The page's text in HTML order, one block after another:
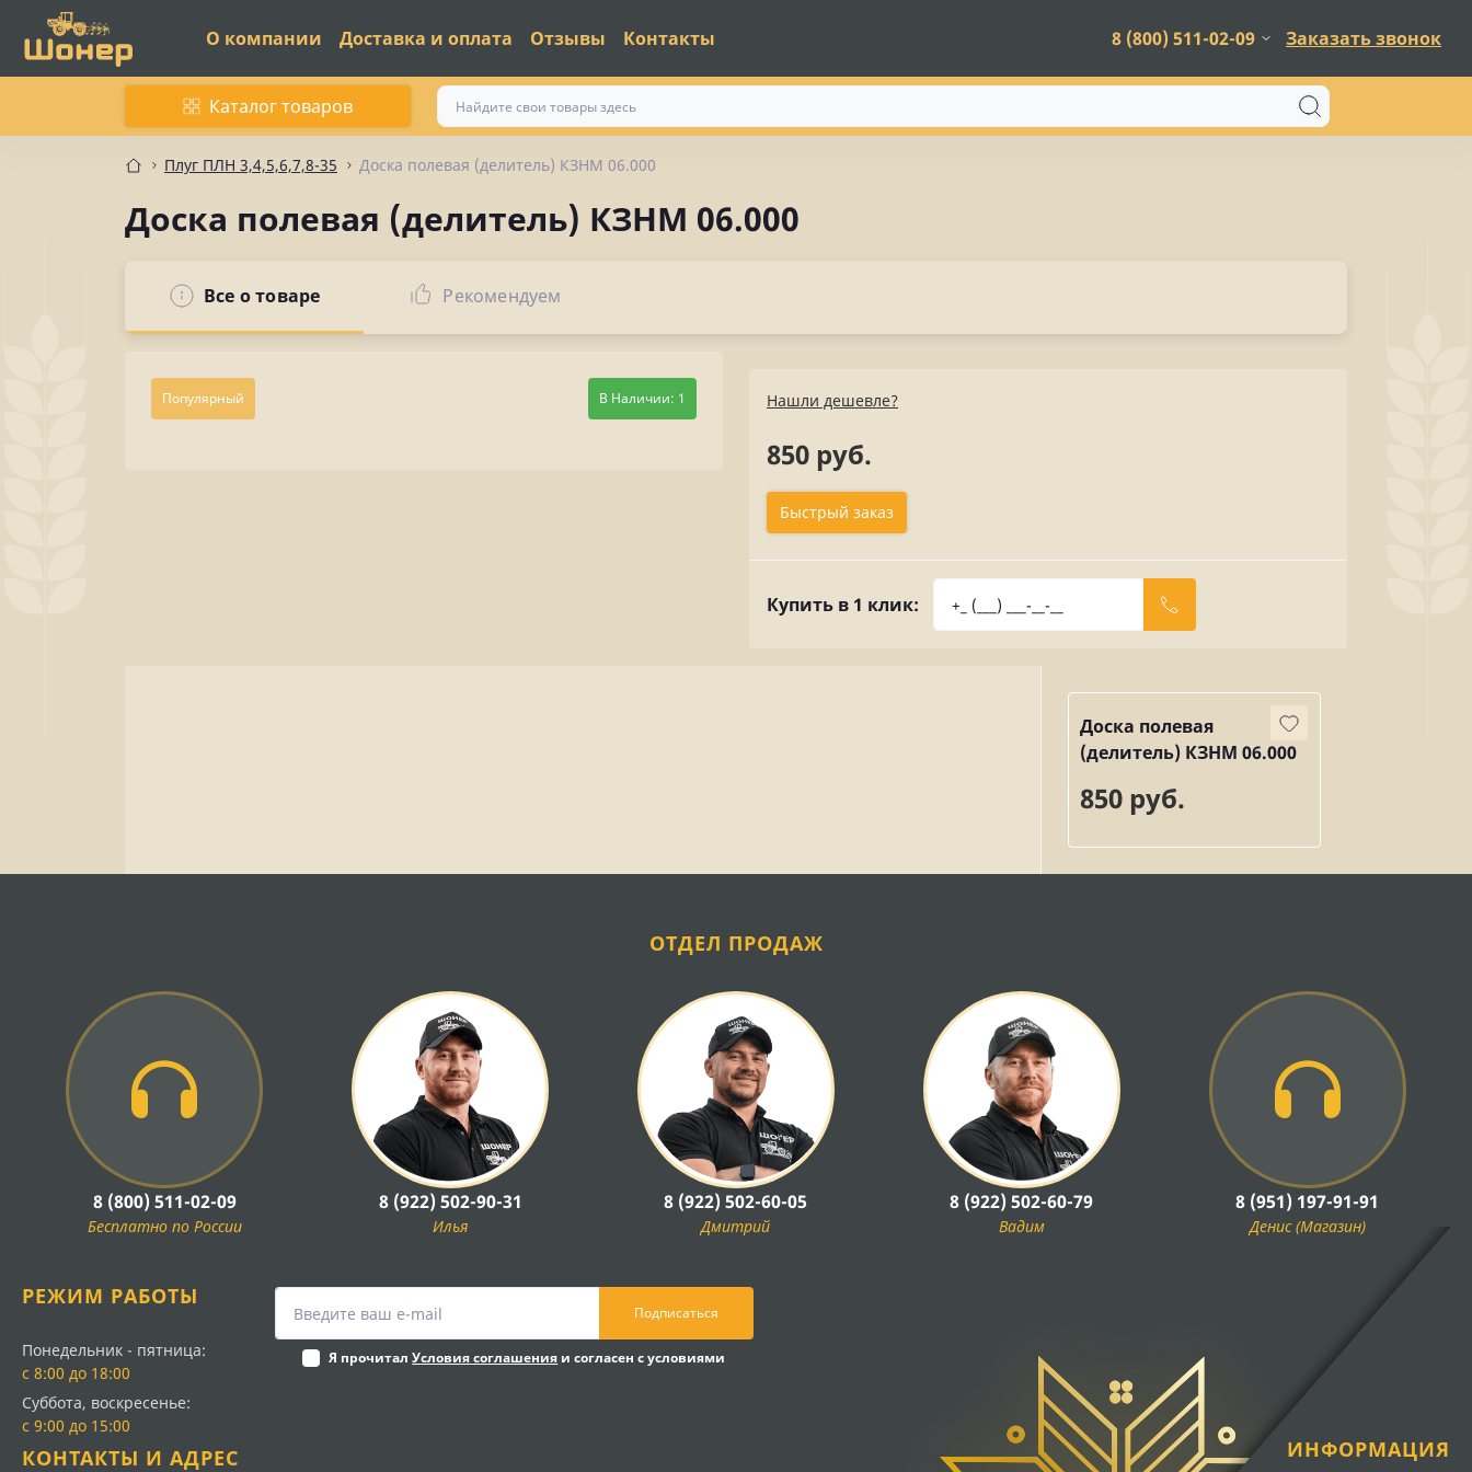
О компании Доставка и оплата Отзывы Контакты 8 (800) 511-02-09 Заказать звонок
Каталог товаров
Плуг ПЛН 3,4,5,6,7,8-35 Доска полевая (делитель) КЗНМ 06.000
Доска полевая (делитель) КЗНМ 06.000
Все о товаре Рекомендуем
Популярный В Наличии: 1 Нашли дешевле?
850 руб.
Быстрый заказ
Купить в 1 клик:
Доска полевая
(делитель) КЗНМ 06.000
850 руб.
ОТДЕЛ ПРОДАЖ
8 (800) 511-02-09
Бесплатно по России
8 (922) 502-90-31
Илья
8 (922) 502-60-05
Дмитрий
8 (922) 502-60-79
Вадим
8 (951) 197-91-91
Денис (Магазин)
РЕЖИМ РАБОТЫ
Понедельник - пятница:
с 8:00 до 18:00
Суббота, воскресенье:
с 9:00 до 15:00
Подписаться
Я прочиталУсловия соглашения и согласен с условиями
КОНТАКТЫ И АДРЕС ИНФОРМАЦИЯ